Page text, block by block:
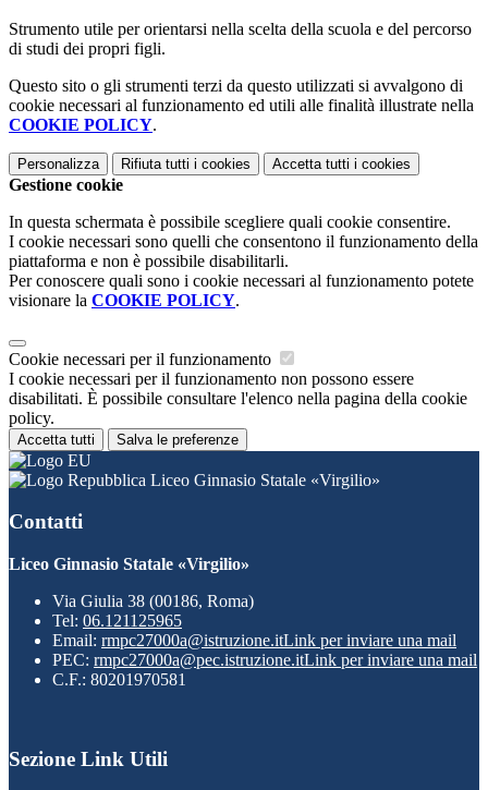
Strumento utile per orientarsi nella scelta della scuola e del percorso
di studi dei propri figli.
Questo sito o gli strumenti terzi da questo utilizzati si avvalgono di
cookie necessari al funzionamento ed utili alle finalità illustrate nella
COOKIE POLICY.
Personalizza Rifiuta tutti i cookies Accetta tutti i cookies
Gestione cookie
In questa schermata è possibile scegliere quali cookie consentire.
I cookie necessari sono quelli che consentono il funzionamento della
piattaforma e non è possibile disabilitarli.
Per conoscere quali sono i cookie necessari al funzionamento potete
visionare la COOKIE POLICY.
Cookie necessari per il funzionamento
I cookie necessari per il funzionamento non possono essere
disabilitati. È possibile consultare l'elenco nella pagina della cookie
policy.
Accetta tutti Salva le preferenze
Liceo Ginnasio Statale «Virgilio»
Contatti
Liceo Ginnasio Statale «Virgilio»
Via Giulia 38 (00186, Roma)
Tel: 06.121125965
Email: rmpc27000a@istruzione.itLink per inviare una mail
PEC: rmpc27000a@pec.istruzione.itLink per inviare una mail
C.F.: 80201970581
Sezione Link Utili